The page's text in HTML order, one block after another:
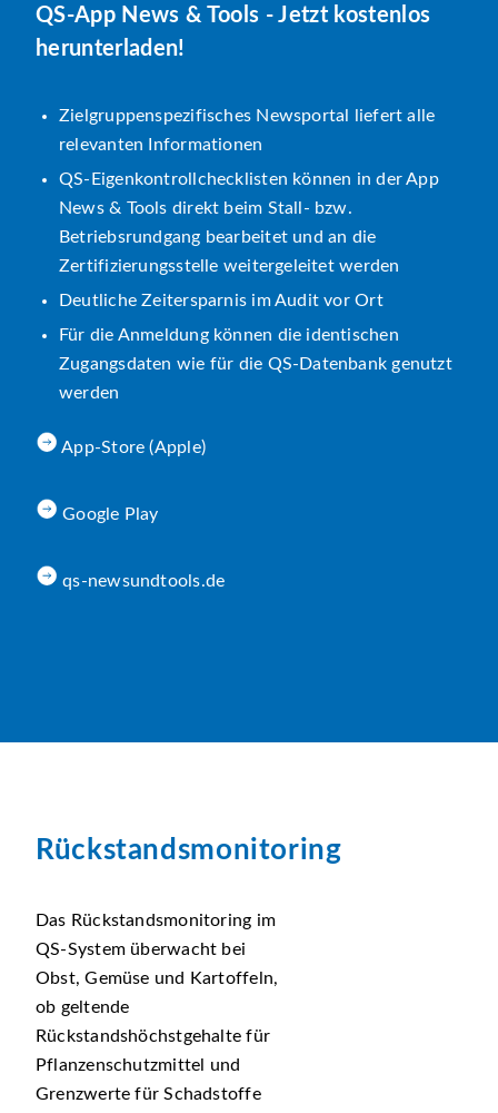
QS-App News & Tools - Jetzt kostenlos
herunterladen!
Zielgruppenspezifisches Newsportal liefert alle
relevanten Informationen
QS-Eigenkontrollchecklisten können in der App
News & Tools direkt beim Stall- bzw.
Betriebsrundgang bearbeitet und an die
Zertifizierungsstelle weitergeleitet werden
Deutliche Zeitersparnis im Audit vor Ort
Für die Anmeldung können die identischen
Zugangsdaten wie für die QS-Datenbank genutzt
werden
App-Store (Apple)
Google Play
qs-newsundtools.de
Rückstandsmonitoring
Das Rückstandsmonitoring im
QS-System überwacht bei
Obst, Gemüse und Kartoffeln,
ob geltende
Rückstandshöchstgehalte für
Pflanzenschutzmittel und
Grenzwerte für Schadstoffe